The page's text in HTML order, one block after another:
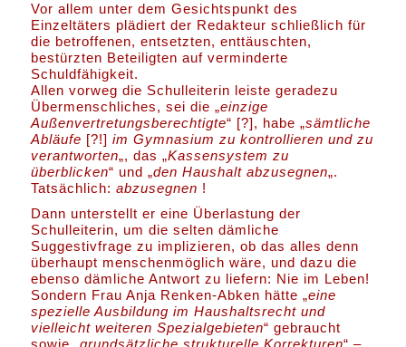
Vor allem unter dem Gesichtspunkt des
Einzeltäters plädiert der Redakteur schließlich für
die betroffenen, entsetzten, enttäuschten,
bestürzten Beteiligten auf verminderte
Schuldfähigkeit.
Allen vorweg die Schulleiterin leiste geradezu
Übermenschliches, sei die „einzige
Außenvertretungsberechtigte“ [?], habe „sämtliche
Abläufe [?!]im Gymnasium zu kontrollieren und zu
verantworten„, das „Kassensystem zu
überblicken“ und „den Haushalt abzusegnen„.
Tatsächlich:abzusegnen !
Dann unterstellt er eine Überlastung der
Schulleiterin, um die selten dämliche
Suggestivfrage zu implizieren, ob das alles denn
überhaupt menschenmöglich wäre, und dazu die
ebenso dämliche Antwort zu liefern: Nie im Leben!
Sondern Frau Anja Renken-Abken hätte „eine
spezielle Ausbildung im Haushaltsrecht und
vielleicht weiteren Spezialgebieten“ gebraucht